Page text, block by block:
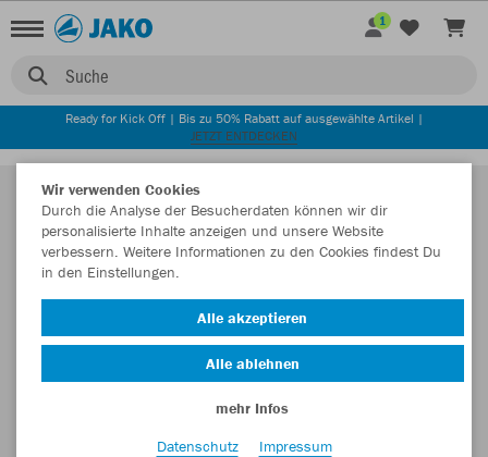
Suche
1
Ready for Kick Off | Bis zu 50% Rabatt auf ausgewählte Artikel |
JETZT ENTDECKEN
Wir verwenden Cookies
Durch die Analyse der Besucherdaten können wir dir
personalisierte Inhalte anzeigen und unsere Website
verbessern. Weitere Informationen zu den Cookies findest Du
in den Einstellungen.
Alle akzeptieren
Alle ablehnen
mehr Infos
Datenschutz
Impressum